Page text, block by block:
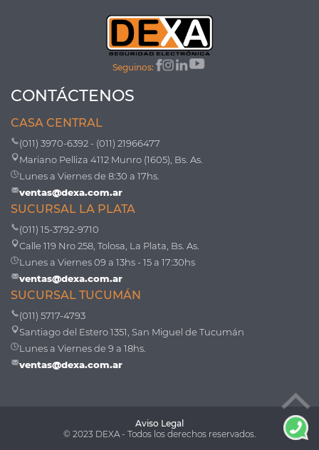
Seguinos:
CONTÁCTENOS
CASA CENTRAL
(011) 3970-6392 - (011) 21966477
Mariano Pelliza 4112 Munro (1605), Bs. As.
Lunes a Viernes de 8:30 a 17hs.
ventas@dexa.com.ar
SUCURSAL LA PLATA
(011) 15-3792-9710
Calle 119 Nro 258, Tolosa, La Plata, Bs. As.
Lunes a Viernes 09 a 13hs - 15 a 17:30hs
ventas@dexa.com.ar
SUCURSAL TUCUMÁN
(011) 5717-4793
Santiago del Estero 1351, San Miguel de Tucumán
Lunes a Viernes de 9 a 18hs.
ventas@dexa.com.ar
Aviso Legal
© 2023 DEXA - Todos los derechos reservados.